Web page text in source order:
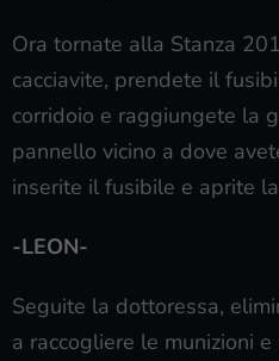
Ora tornate alla Stanza
cacciavite, prendete il
corridoio e raggiungete la
pannello vicino a dove
inserite il fusibile e aprite
-LEON-
Seguite la dottoressa,
a raccogliere le munizioni